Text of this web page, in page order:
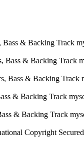
Copyright Secured